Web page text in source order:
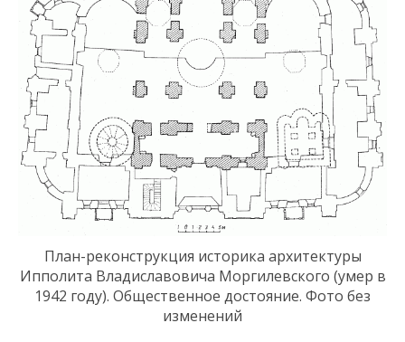
План-реконструкция историка архитектуры
Ипполита Владиславовича Моргилевского (умер в
1942 году). Общественное достояние. Фото без
изменений